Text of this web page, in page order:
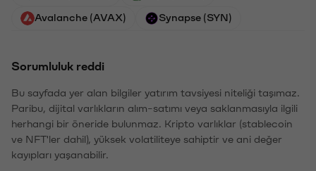
Avalanche (AVAX) Synapse (SYN)
Sorumluluk reddi
Bu sayfada yer alan bilgiler yatırım tavsiyesi niteliği taşımaz.
Paribu, dijital varlıkların alım-satımı veya saklanmasıyla ilgili
herhangi bir öneride bulunmaz. Kripto varlıklar (stablecoin
ve NFT'ler dahil), yüksek volatiliteye sahiptir ve ani değer
kayıpları yaşanabilir.